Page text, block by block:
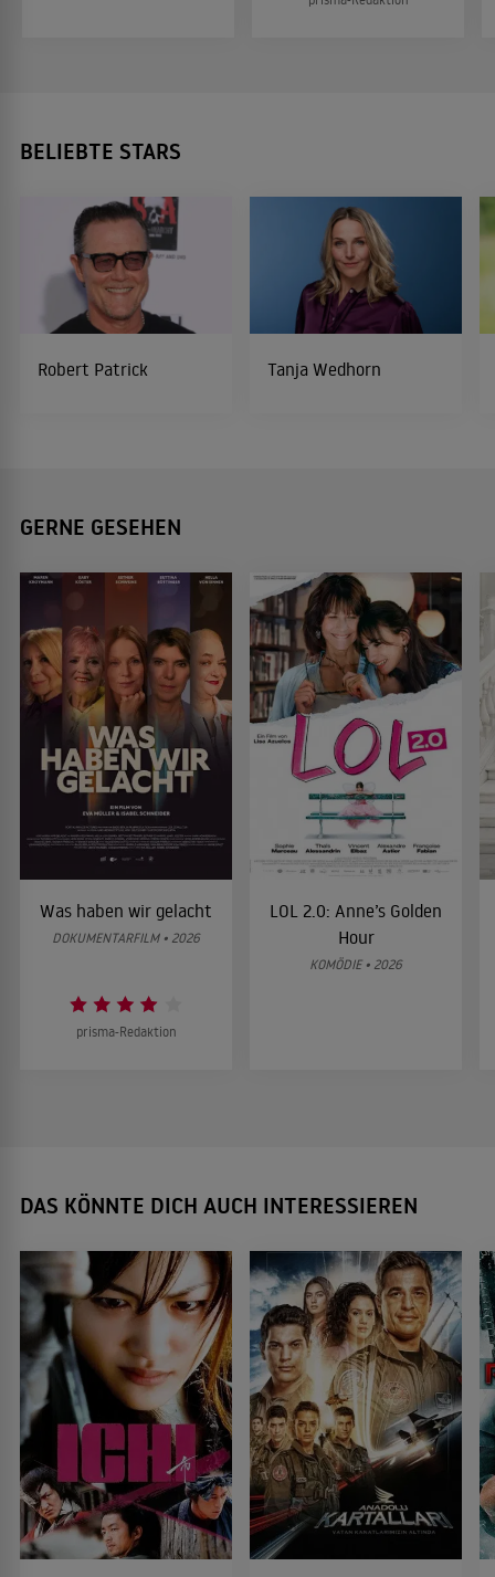
BELIEBTE STARS
Robert Patrick Tanja Wedhorn
GERNE GESEHEN
Was haben wir gelacht
DOKUMENTARFILM • 2026
prisma-Redaktion
LOL 2.0: Anne’s Golden
Hour
KOMÖDIE • 2026
DAS KÖNNTE DICH AUCH INTERESSIEREN